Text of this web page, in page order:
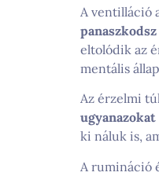
A ventilláció
eltolódik az
mentális
Az érzelmi
ki náluk is,
A rumináció